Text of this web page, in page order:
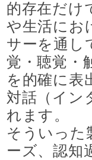
アクセス
的存在だけ
や生活にお
サーを通し
覚・聴覚・
を的確に表
対話（イン
れます。
そういった
ーズ、認知